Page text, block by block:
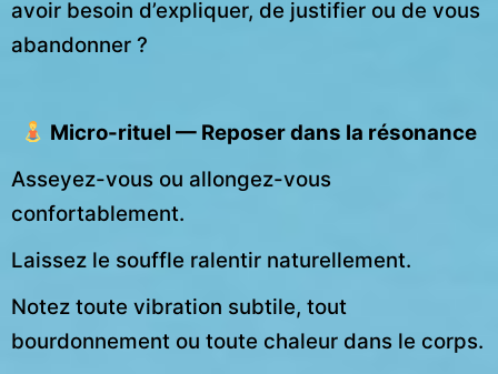
avoir besoin d’expliquer, de justifier ou de vous
abandonner ?
Micro-rituel — Reposer dans la résonance
Asseyez-vous ou allongez-vous
confortablement.
Laissez le souffle ralentir naturellement.
Notez toute vibration subtile, tout
bourdonnement ou toute chaleur dans le corps.